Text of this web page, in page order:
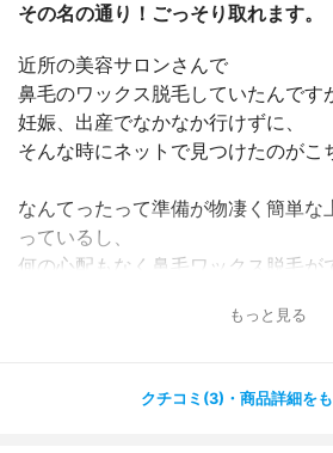
その名の通り！ごっそり取れます。
近所の美容サロンさんで
鼻毛のワックス脱毛していたんです
妊娠、出産でなかなか行けずに、
そんな時にネットで見つけたのがこ
なんてったって準備が物凄く簡単な
っているし、
何の心配もなく鼻毛ワックス脱毛が
もっと見る
クチコミ(3)・商品詳細を